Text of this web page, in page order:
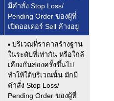
มีคำสั่ง Stop Loss/
Pending Order ของผู้ที่
เปิดออเดอร์ Sell ค้างอยู่
▪ บริเวณที่ราคาสร้างฐาน
ในระดับที่เท่ากัน หรือใกล้
เคียงกันสองครั้งขึ้นไป
ทำให้ใต้บริเวณนั้น มักมี
คำสั่ง Stop Loss/
Pending Order ของผู้ที่